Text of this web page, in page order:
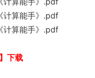
计算能手》.pdf
计算能手》.pdf
】下载